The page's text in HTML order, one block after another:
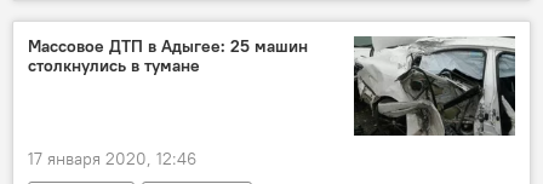
Отставка президента Рауля Хаджимба
Абхазия
Массовое ДТП в Адыгее: 25 машин
столкнулись в тумане
17 января 2020, 12:46